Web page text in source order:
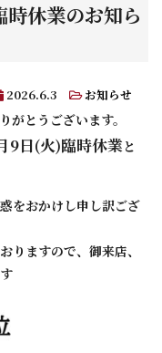
時休業のお知ら
2026.6.3 お知らせ
がとうございます。
9日(火)臨時休業と
をおかけし申し訳ござ
りますので、御来店、